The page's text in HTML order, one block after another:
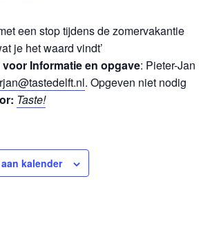
een stop tijdens de zomervakantie
je het waard vindt’
Informatie en opgave: Pieter-Jan
. Opgeven niet nodig
Taste!
kalender